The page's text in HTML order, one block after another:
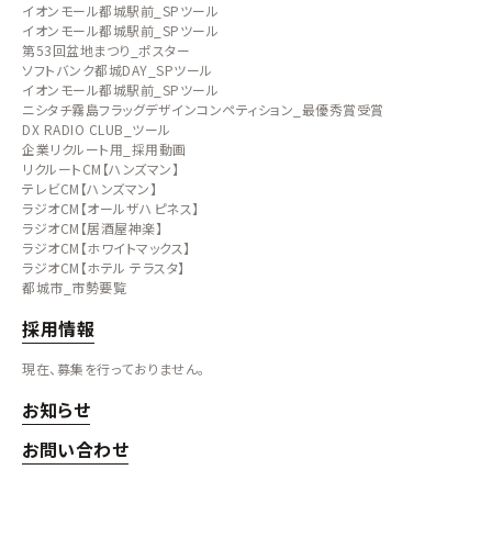
イオンモール都城駅前_SPツール
イオンモール都城駅前_SPツール
第53回盆地まつり_ポスター
ソフトバンク都城DAY_SPツール
イオンモール都城駅前_SPツール
ニシタチ霧島フラッグデザインコンペティション_最優秀賞受賞
DX RADIO CLUB_ツール
企業リクルート用_採用動画
リクルートCM【ハンズマン】
テレビCM【ハンズマン】
ラジオCM【オールザハピネス】
ラジオCM【居酒屋神楽】
ラジオCM【ホワイトマックス】
ラジオCM【ホテル テラスタ】
都城市_市勢要覧
採用情報
現在、募集を行っておりません。
お知らせ
お問い合わせ